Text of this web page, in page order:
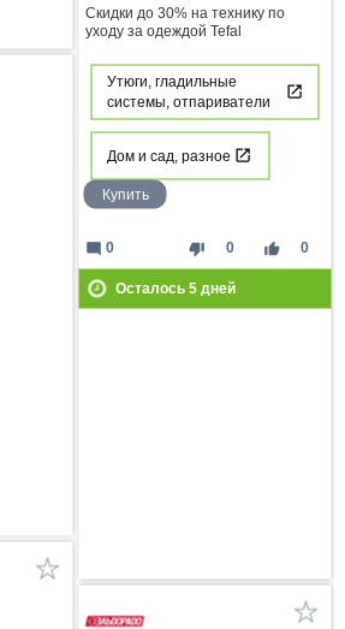
Скидки до 30% на технику по
уходу за одеждой Tefal
Утюги, гладильные
системы, отпариватели
Дом и сад, разное
Купить
thumb_down 0 thumb_up 0
mode_comment 0
Осталось 5дней